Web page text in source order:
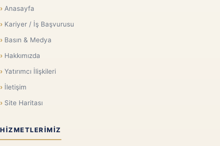
Anasayfa
Kariyer / İş Başvurusu
Basın & Medya
Hakkımızda
Yatırımcı İlişkileri
İletişim
Site Haritası
HIZMETLERIMIZ